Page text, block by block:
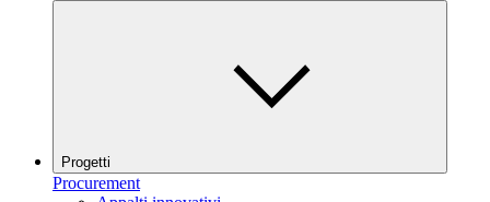
Progetti
Procurement